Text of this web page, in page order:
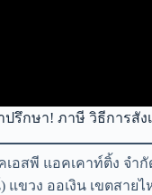
กษา! ภาษี วิธีการสัง
อสพี แอคเคาท์ติ้ง จำกั
ขวง ออเงิน เขตสายไ